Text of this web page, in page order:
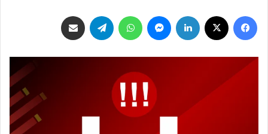
فيسبوك لينكدإن ماسنجر واتساب تيلقرام